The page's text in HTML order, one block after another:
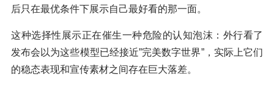
后只在最优条件下展示自己最好看的那一面。
这种选择性展示正在催生一种危险的认知泡沫：外行看了
发布会以为这些模型已经接近”完美数字世界”，实际上它们
的稳态表现和宣传素材之间存在巨大落差。